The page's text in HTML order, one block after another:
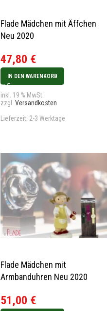
Flade Mädchen mit Äffchen
Neu 2020
47,80 €
IN DEN WARENKORB
inkl. 19 % MwSt.
zzgl. Versandkosten
Lieferzeit: 2-3 Werktage
Flade Mädchen mit
Armbanduhren Neu 2020
51,00 €